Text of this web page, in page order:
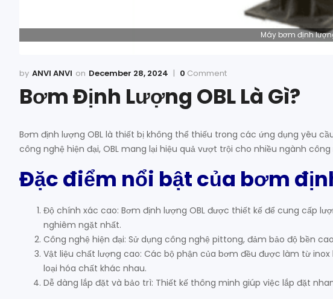
Máy bơm định
ANVI ANVI December 28, 2024 0 Comment
Bơm Định Lượng OBL Là Gì?
Bơm định lượng OBL là thiết bị không thể thiếu trong các ứng dụng yêu
công nghệ hiện đại, OBL mang lại hiệu quả vượt trội cho nhiều ngành công
Đặc điểm nổi bật của bơm
Độ chính xác cao: Bơm định lượng OBL được thiết kế để cung cấp
nghiêm ngặt nhất.
Công nghệ hiện đại: Sử dụng công nghệ pittong, đảm bảo độ bền
Vật liệu chất lượng cao: Các bộ phận của bơm đều được làm từ
loại hóa chất khác nhau.
Dễ dàng lắp đặt và bảo trì: Thiết kế thông minh giúp việc lắp đặt